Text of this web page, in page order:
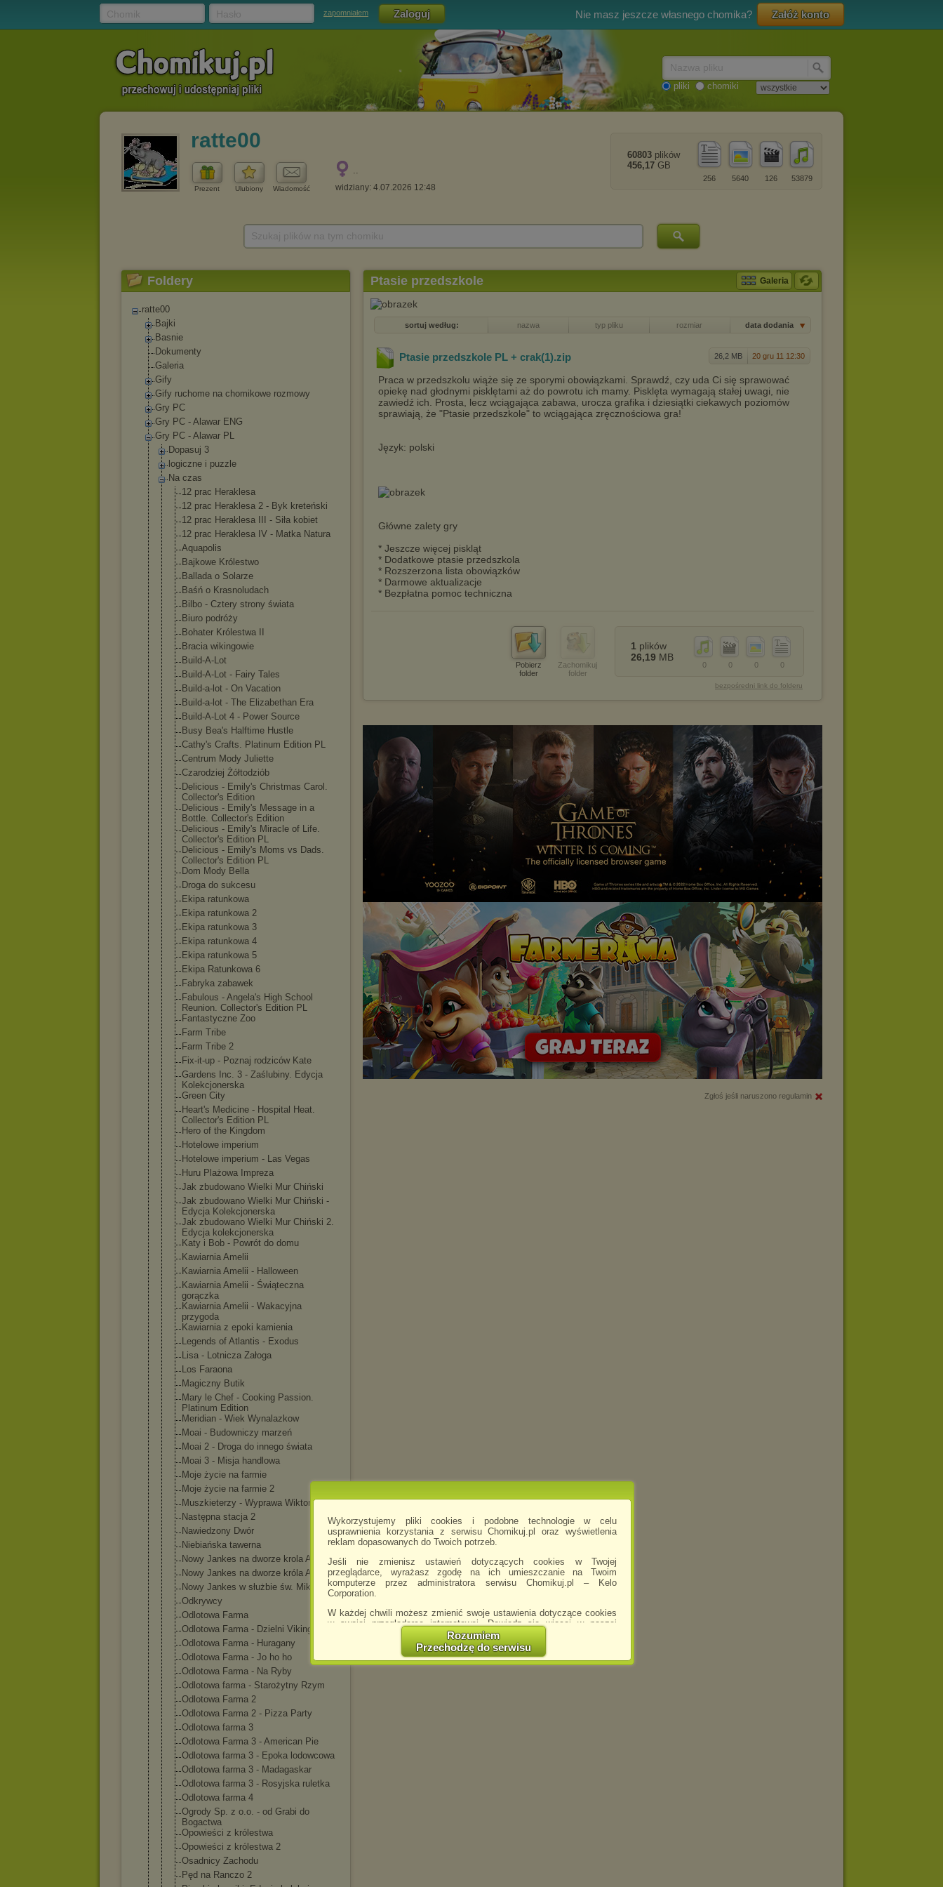
Wykorzystujemy pliki cookies i podobne technologie w celu
usprawnienia korzystania z serwisu Chomikuj.pl oraz wyświetlenia
reklam dopasowanych do Twoich potrzeb.
Jeśli nie zmienisz ustawień dotyczących cookies w Twojej
przeglądarce, wyrażasz zgodę na ich umieszczanie na Twoim
komputerze przez administratora serwisu Chomikuj.pl – Kelo
Corporation.
W każdej chwili możesz zmienić swoje ustawienia dotyczące cookies
w swojej przeglądarce internetowej. Dowiedz się więcej w naszej
http://chomikuj.pl/PolitykaPrywatnosci.aspx
Jednocześnie informujemy że zmiana ustawień przeglądarki może
spowodować ograniczenie korzystania ze strony Chomikuj.pl.
Wyrażenie sprzeciwu spowoduje, że wyświetlana Ci reklama nie
Rozumiem
Przechodzę do serwisu
zapomniałem Nie masz jeszcze własnego chomika? Załóż konto
pliki chomiki
ratte00
Prezent Ulubiony Wiadomość
..
widziany: 4.07.2026 12:48
53879
126
5640
256
60803 plików
456,17 GB
Foldery
ratte00
Bajki
Basnie
Dokumenty
Galeria
Gify
Gify ruchome na chomikowe rozmowy
Gry PC
Gry PC - Alawar ENG
Gry PC - Alawar PL
Dopasuj 3
logiczne i puzzle
Na czas
12 prac Heraklesa
12 prac Heraklesa 2 - Byk kreteński
12 prac Heraklesa III - Siła kobiet
12 prac Heraklesa IV - Matka Natura
Aquapolis
Bajkowe Królestwo
Ballada o Solarze
Baśń o Krasnoludac h
Bilbo - Cztery strony świata
Biuro podróży
Bohater Królestwa II
Bracia wikingowie
Build-A-Lot
Build-A-Lot - Fairy Tales
Build-a-lot - On Vacation
Build-a-lot - The Elizabethan Era
Build-A-Lot 4 - Power Source
Busy Bea's Halftime Hustle
Cathy's Crafts. Platinum Edition PL
Centrum Mody Juliette
Czarodziej Żółtodziób
Delicious - Emily's Christmas Carol.
Collector's Edition
Delicious - Emily's Message in a
Bottle. Collector's Edition
Delicious - Emily's Miracle of Life.
Collector's Edition PL
Delicious - Emily's Moms vs Dads.
Collector's Edition PL
Dom Mody Bella
Droga do sukcesu
Ekipa ratunkowa
Ekipa ratunkowa 2
Ekipa ratunkowa 3
Ekipa ratunkowa 4
Ekipa ratunkowa 5
Ekipa Ratunkowa 6
Fabryka zabawek
Fabulous - Angela's High School
Reunion. Collector's Edition PL
Fantastyczne Zoo
Farm Tribe
Farm Tribe 2
Fix-it-up - Poznaj rodziców Kate
Gardens Inc. 3 - Zaślubiny. Edycja
Kolekcjonerska
Green City
Heart's Medicine - Hospital Heat.
Collector's Edition PL
Hero of the Kingdom
Hotelowe imperium
Hotelowe imperium - Las Vegas
Huru Plażowa Impreza
Jak zbudowano Wielki Mur Chiński
Jak zbudowano Wielki Mur Chiński -
Edycja Kolekcjonerska
Jak zbudowano Wielki Mur Chiński 2.
Edycja kolekcjonerska
Katy i Bob - Powrót do domu
Kawiarnia Amelii
Kawiarnia Amelii - Halloween
Kawiarnia Amelii - Świąteczna
gorączka
Kawiarnia Amelii - Wakacyjna
przygoda
Kawiarnia z epoki kamienia
Legends of Atlantis - Exodus
Lisa - Lotnicza Załoga
Los Faraona
Magiczny Butik
Mary le Chef - Cooking Passion.
Platinum Edition
Meridian - Wiek Wynalazkow
Moai - Budowniczy marzeń
Moai 2 - Droga do innego świata
Moai 3 - Misja handlowa
Moje życie na farmie
Moje życie na farmie 2
Muszkieterzy - Wyprawa Wiktorii
Następna stacja 2
Nawiedzony Dwór
Niebiańska tawerna
Nowy Jankes na dworze krola Artura
Nowy Jankes na dworze króla Artura 2
Nowy Jankes w służbie św. Mikołaja
Odkrywcy
Odlotowa Farma
Odlotowa Farma - Dzielni Vikingowie
Odlotowa Farma - Huragany
Odlotowa Farma - Jo ho ho
Odlotowa Farma - Na Ryby
Odlotowa farma - Starożytny Rzym
Odlotowa Farma 2
Odlotowa Farma 2 - Pizza Party
Odlotowa farma 3
Odlotowa Farma 3 - American Pie
Odlotowa farma 3 - Epoka lodowcowa
Odlotowa farma 3 - Madagaskar
Odlotowa farma 3 - Rosyjska ruletka
Odlotowa farma 4
Ogrody Sp. z o.o. - od Grabi do
Bogactwa
Opowieści z królestwa
Opowieści z królestwa 2
Osadnicy Zachodu
Pęd na Ranczo 2
Ptasie przedszkole Galeria
sortuj według: nazwa typ pliku rozmiar data dodania
26,2 MB 20 gru 11 12:30
Ptasie przedszkole PL + crak(1).zip
Praca w przedszkolu wiąże się ze sporymi obowiązkami. Sprawdź, czy uda Ci się sprawować
opiekę nad głodnymi pisklętami aż do powrotu ich mamy. Pisklęta wymagają stałej uwagi, nie
zawiedź ich. Prosta, lecz wciągająca zabawa, urocza grafika i dziesiątki ciekawych poziomów
sprawiają, że "Ptasie przedszkole" to wciągająca zręcznościowa gra!
Język: polski
Główne zalety gry
* Jeszcze więcej piskląt
* Dodatkowe ptasie przedszkola
* Rozszerzona lista obowiązków
* Darmowe aktualizacje
* Bezpłatna pomoc techniczna
Pobierz
folder
Zachomikuj
folder
0
0
0
0
1 plików
26,19 MB
bezpośredni link do folderu
Zgłoś jeśli naruszono regulamin